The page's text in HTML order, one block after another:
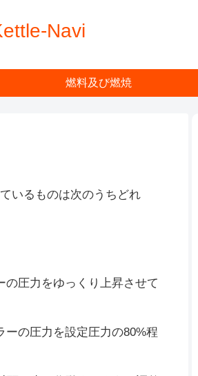
Navi
燃料及び燃焼
いるものは次のうちどれ
圧力をゆっくり上昇させて
の圧力を設定圧力の80%程